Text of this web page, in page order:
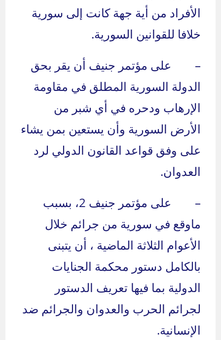
الأفراد من أية جهة كانت إلى سورية
خلافا للقوانين السورية.
– على مؤتمر جنيف أن يقر بحق
الدولة السورية المطلق في مقاومة
الإرهاب ودحره في أي شبر من
الأرض السورية وأن يستعين بمن يشاء
على وفق قواعد القانون الدولي لرد
العدوان.
– على مؤتمر جنيف 2، بسبب
ماوقع في سورية من جرائم خلال
الأعوام الثلاثة الماضية ، أن يتبنى
بالكامل دستور محكمة الجنايات
الدولية بما فيها تعريف الدستور
لجرائم الحرب والعدوان والجرائم ضد
الإنسانية.